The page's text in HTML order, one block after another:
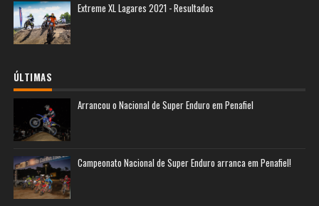
Extreme XL Lagares 2021 - Resultados
ÚLTIMAS
Arrancou o Nacional de Super Enduro em Penafiel
Campeonato Nacional de Super Enduro arranca em Penafiel!